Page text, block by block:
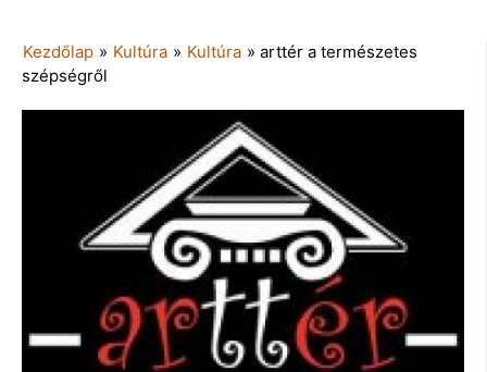
Kezdőlap » Kultúra » Kultúra » arttér a természetes
szépségről